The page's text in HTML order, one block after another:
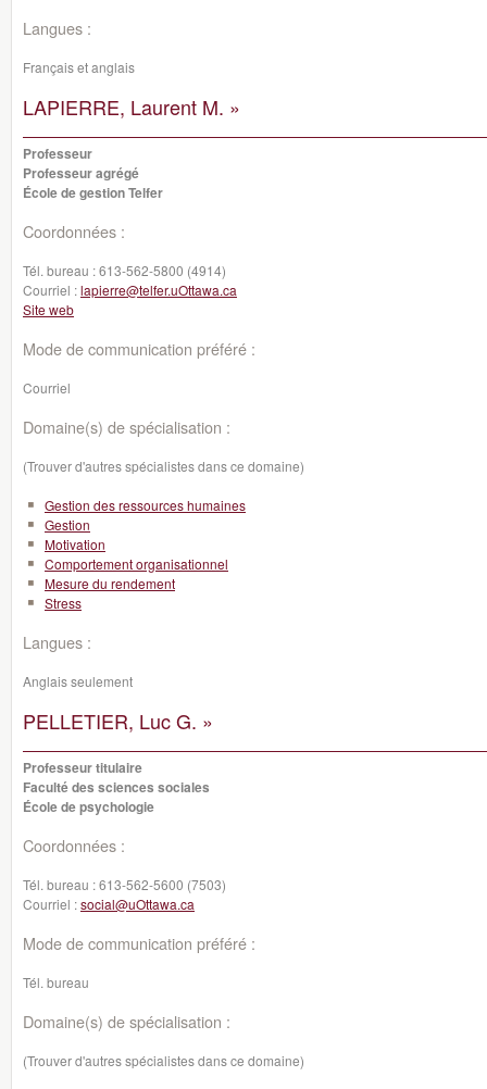
Langues :
Français et anglais
LAPIERRE, Laurent M. »
Professeur
Professeur agrégé
École de gestion Telfer
Coordonnées :
Tél. bureau :613-562-5800 (4914)
Courriel :lapierre@telfer.uOttawa.ca
Site web
Mode de communication préféré :
Courriel
Domaine(s) de spécialisation :
(Trouver d'autres spécialistes dans ce domaine)
Gestion des ressources humaines
Gestion
Motivation
Comportement organisationnel
Mesure du rendement
Stress
Langues :
Anglais seulement
PELLETIER, Luc G. »
Professeur titulaire
Faculté des sciences sociales
École de psychologie
Coordonnées :
Tél. bureau :613-562-5600 (7503)
Courriel :social@uOttawa.ca
Mode de communication préféré :
Tél. bureau
Domaine(s) de spécialisation :
(Trouver d'autres spécialistes dans ce domaine)